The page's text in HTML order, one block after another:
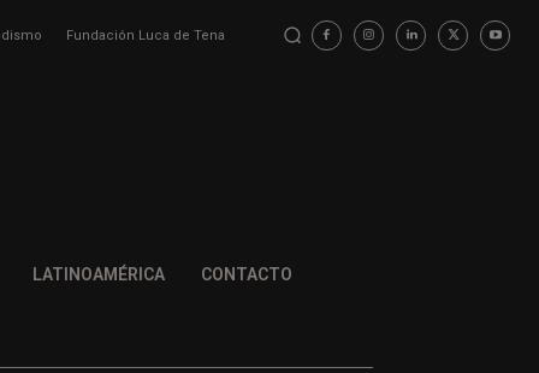
Fundación Luca de Tena
LATINOAMÉRICA CONTACTO